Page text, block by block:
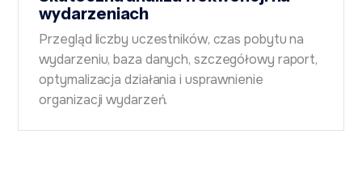
wydarzeniach
Przegląd liczby uczestników, czas pobytu na
wydarzeniu, baza danych, szczegółowy raport,
optymalizacja działania i usprawnienie
organizacji wydarzeń.